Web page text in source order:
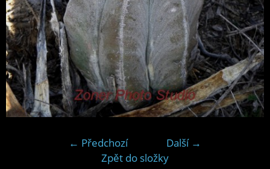
← Předchozí
Další →
Zpět do složky